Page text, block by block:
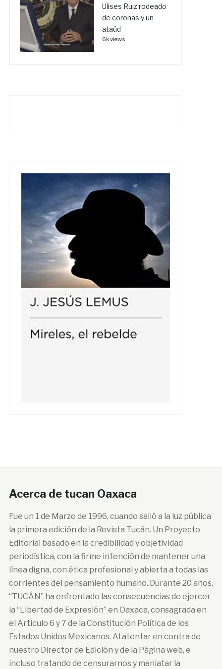
Ulises Ruiz rodeado
de coronas y un
ataúd
6k views
Acerca de tucan Oaxaca
Fue un 1 de Marzo de 1996, cuando salió a la luz pública
la primera edición de la Revista Tucán. Un Proyecto
Editorial basado en la credibilidad y objetividad
periodística, con la firme intención de mantener una
línea digna, con ética profesional y abierta a todas las
corrientes del pensamiento humano. Durante 20 años,
“TUCÁN” ha enfrentado las consecuencias de ejercer
la “Libertad de Expresión” en Oaxaca, consagrada en
el Articulo 6 y 7 de la Constitución Política de los
Estados Unidos Mexicanos. Al atentar en contra de
nuestro Director de Edición y de la Página web, e
incluso tratando de censurarnos y maniatar la